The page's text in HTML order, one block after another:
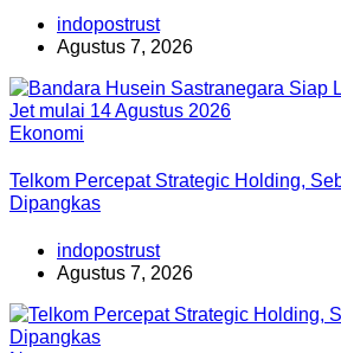
indopostrust
Agustus 7, 2026
Ekonomi
Telkom Percepat Strategic Holding,
Dipangkas
indopostrust
Agustus 7, 2026